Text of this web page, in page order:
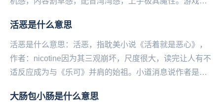
活恶是什么意思
活恶是什么意思：活恶，指耽美小说《活着就是恶心》，
作者：nicotine因为其三观崩坏‌‌‌‌‌‌‌‌‌‌，尺度很大，读完让人有不
适反应成为与《乐可》并肩的始祖。小道消息说作者是名
大肠包小肠是什么意思